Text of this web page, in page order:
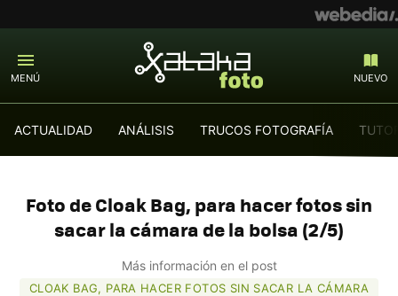
MENÚ NUEVO
ACTUALIDAD ANÁLISIS TRUCOS FOTOGRAFÍA
Foto de Cloak Bag, para hacer fotos sin
sacar la cámara de la bolsa (2/5)
Más información en el post
CLOAK BAG, PARA HACER FOTOS SIN SACAR LA CÁMARA